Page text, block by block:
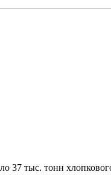
37 тыс. тонн